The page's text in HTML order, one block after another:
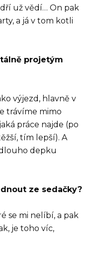
už vědí… On pak
a já v tom kotli
projetým
výjezd, hlavně v
trávíme mimo
práce najde (po
tím lepší). A
depku
ze sedačky?
se mi nelíbí, a pak
je toho víc,